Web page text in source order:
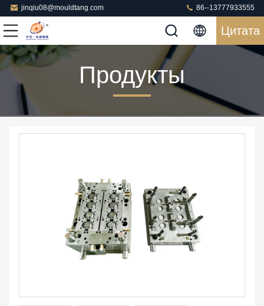
jinqiu08@mouldtang.com 86--13777933555
Цитата
Продукты